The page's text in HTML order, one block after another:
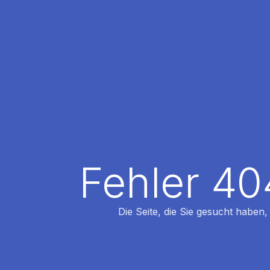
Fehler
Die Seite, die Sie gesucht